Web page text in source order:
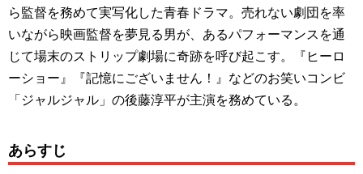
ら監督を務めて実写化した青春ドラマ。売れない劇団を率
いながら映画監督を夢見る男が、あるパフォーマンスを通
じて場末のストリップ劇場に奇跡を呼び起こす。『ヒーロ
ーショー』『記憶にございません！』などのお笑いコンビ
「ジャルジャル」の後藤淳平が主演を務めている。
あらすじ